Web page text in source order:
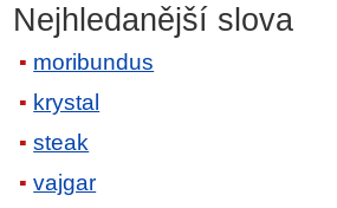
Nejhledanější slova
moribundus
krystal
steak
vajgar